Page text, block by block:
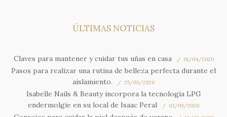
ÚLTIMAS NOTICIAS
Claves para mantener y cuidar tus uñas en casa 01/04/2020
Pasos para realizar una rutina de belleza perfecta durante el
aislamiento.
25/03/2020
Isabelle Nails & Beauty incorpora la tecnología LPG
endermolgie en su local de Isaac Peral
03/03/2020